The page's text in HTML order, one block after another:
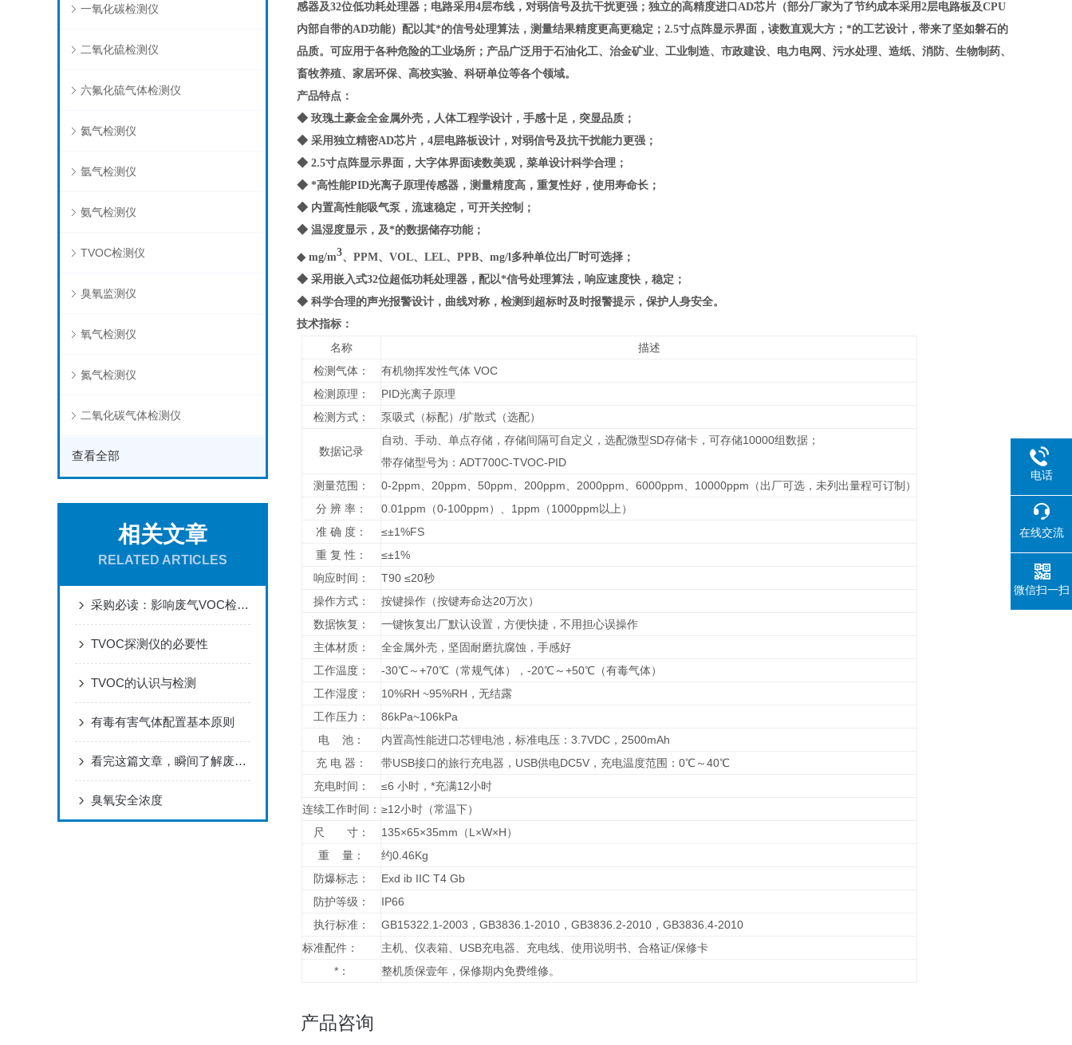
一氧化碳检测仪
二氧化硫检测仪
六氟化硫气体检测仪
氦气检测仪
氩气检测仪
氨气检测仪
TVOC检测仪
臭氧监测仪
氧气检测仪
氮气检测仪
二氧化碳气体检测仪
查看全部
相关文章
RELATED ARTICLES
采购必读：影响废气VOC检测仪测量精度的七大关键因素
TVOC探测仪的必要性
TVOC的认识与检测
有毒有害气体配置基本原则
看完这篇文章，瞬间了解废气VOC检测仪了
臭氧安全浓度
感器及32位低功耗处理器；电路采用4层布线，对弱信号及抗干扰更强；独立的高精度进口AD芯片（部分厂家为了节约成本采用2层电路板及CPU
内部自带的AD功能）配以其*的信号处理算法，测量结果精度更高更稳定；2.5寸点阵显示界面，读数直观大方；*的工艺设计，带来了坚如磐石的
品质。可应用于各种危险的工业场所；产品广泛用于石油化工、治金矿业、工业制造、市政建设、电力电网、污水处理、造纸、消防、生物制药、
畜牧养殖、家居环保、高校实验、科研单位等各个领域。
产品特点 ：
◆ 玫瑰土豪金全金属外壳，人体工程学设计，手感十足，突显品质；
◆ 采用独立精密AD芯片，4层电路板设计，对弱信号及抗干扰能力更强；
◆ 2.5寸点阵显示界面，大字体界面读数美观，菜单设计科学合理；
◆ *高性能PID光离子原理传感器，测量精度高，重复性好，使用寿命长；
◆ 内置高性能吸气泵，流速稳定，可开关控制；
◆ 温湿度显示，及*的数据储存功能；
◆ mg/m3、PPM、VOL、LEL、PPB、mg/l多种单位出厂时可选择；
◆ 采用嵌入式32位超低功耗处理器，配以*信号处理算法，响应速度快，稳定；
◆ 科学合理的声光报警设计，曲线对称，检测到超标时及时报警提示，保护人身安全。
技术指标 ：
名称
描述
检测气体：
有机物挥发性气体 VOC
检测原理：
PID光离子原理
检测方式：
泵吸式（标配）/扩散式（选配）
数据记录
自动、手动、单点存储，存储间隔可自定义，选配微型SD存储卡，可存储10000组数据；
带存储型号为：ADT700C-TVOC-PID
测量范围：
0-2ppm、20ppm、50ppm、200ppm、2000ppm、6000ppm、10000ppm（出厂可选，未列出量程可订制）
分 辨 率：
0.01ppm（0-100ppm）、1ppm（1000ppm以上）
准 确 度：
≤±1%FS
重 复 性：
≤±1%
响应时间：
T90 ≤20秒
操作方式：
按键操作（按键寿命达20万次）
数据恢复：
一键恢复出厂默认设置，方便快捷，不用担心误操作
主体材质：
全金属外壳，坚固耐磨抗腐蚀，手感好
工作温度：
-30℃～+70℃（常规气体），-20℃～+50℃（有毒气体）
工作湿度：
10%RH ~95%RH，无结露
工作压力：
86kPa~106kPa
电 池：
内置高性能进口芯锂电池，标准电压：3.7VDC，2500mAh
充 电 器：
带USB接口的旅行充电器，USB供电DC5V，充电温度范围：0℃～40℃
充电时间：
≤6 小时，*充满12小时
连续工作时间： ≥12小时（常温下）
尺 寸：
135×65×35mm（L×W×H）
重 量：
约0.46Kg
防爆标志：
Exd ib IIC T4 Gb
防护等级：
IP66
执行标准：
GB15322.1-2003，GB3836.1-2010，GB3836.2-2010，GB3836.4-2010
标准配件：
主机、仪表箱、USB充电器、充电线、使用说明书、合格证/保修卡
*：
整机质保壹年，保修期内免费维修。
产品咨询
电话
在线交流
微信扫一扫